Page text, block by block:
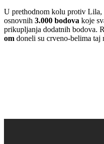
U prethodnom kolu protiv Lila,
osnovnih 3.000 bodova koje
prikupljanja dodatnih bodova.
om doneli su crveno-belima taj